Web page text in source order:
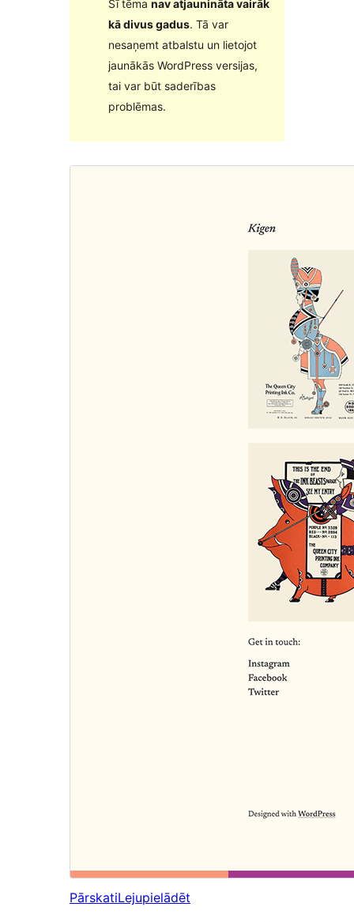
Šī tēma nav atjaunināta vairāk
kā divus gadus. Tā var
nesaņemt atbalstu un lietojot
jaunākās WordPress versijas,
tai var būt saderības
problēmas.
PārskatiLejupielādēt